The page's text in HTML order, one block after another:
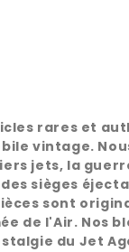
rares et
vintage.
jets, la
sièges
sont
l'Armée de
du Jet